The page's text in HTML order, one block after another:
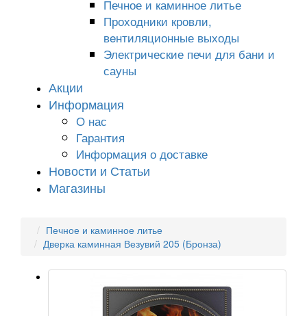
Печное и каминное литье
Проходники кровли,
вeнтиляционные выходы
Электрические печи для бани и
сауны
Акции
Информация
О нас
Гарантия
Информация о доставке
Новости и Статьи
Магазины
Печное и каминное литье
Дверка каминная Везувий 205 (Бронза)